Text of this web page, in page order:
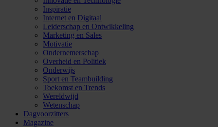
Inspiratie
Internet en Digitaal
Leiderschap en Ontwikkeling
Marketing en Sales
Motivatie
Ondernemerschap
Overheid en Politiek
Onderwijs
Sport en Teambuilding
Toekomst en Trends
Wereldwijd
Wetenschap
Dagvoorzitters
Magazine